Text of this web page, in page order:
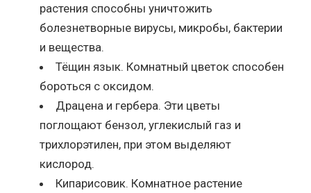
растения способны уничтожить
болезнетворные вирусы, микробы, бактерии
и вещества.
Тёщин язык. Комнатный цветок способен
бороться с оксидом.
Драцена и гербера. Эти цветы
поглощают бензол, углекислый газ и
трихлорэтилен, при этом выделяют
кислород.
Кипарисовик. Комнатное растение